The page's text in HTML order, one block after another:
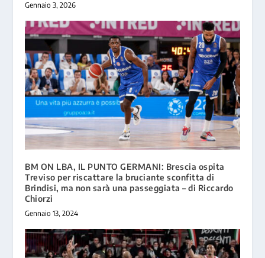
Gennaio 3, 2026
BM ON LBA, IL PUNTO GERMANI: Brescia ospita
Treviso per riscattare la bruciante sconfitta di
Brindisi, ma non sarà una passeggiata – di Riccardo
Chiorzi
Gennaio 13, 2024